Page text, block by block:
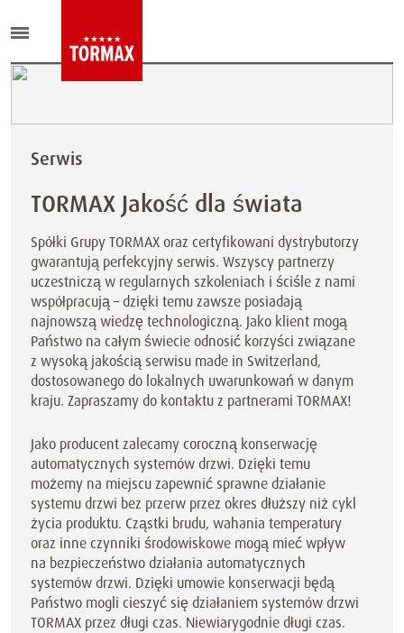
Serwis
TORMAX Jakość dla świata
Spółki Grupy TORMAX oraz certyfikowani dystrybutorzy
gwarantują perfekcyjny serwis. Wszyscy partnerzy
uczestniczą w regularnych szkoleniach i ściśle z nami
współpracują – dzięki temu zawsze posiadają
najnowszą wiedzę technologiczną. Jako klient mogą
Państwo na całym świecie odnosić korzyści związane
z wysoką jakością serwisu made in Switzerland,
dostosowanego do lokalnych uwarunkowań w danym
kraju. Zapraszamy do kontaktu z partnerami TORMAX!
Jako producent zalecamy coroczną konserwację
automatycznych systemów drzwi. Dzięki temu
możemy na miejscu zapewnić sprawne działanie
systemu drzwi bez przerw przez okres dłuższy niż cykl
życia produktu. Cząstki brudu, wahania temperatury
oraz inne czynniki środowiskowe mogą mieć wpływ
na bezpieczeństwo działania automatycznych
systemów drzwi. Dzięki umowie konserwacji będą
Państwo mogli cieszyć się działaniem systemów drzwi
TORMAX przez długi czas. Niewiarygodnie długi czas.